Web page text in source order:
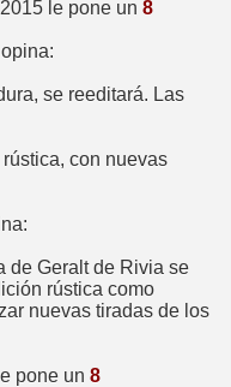
le pone un 8
se reeditará. Las
con nuevas
de Geralt de Rivia se
rústica como
nuevas tiradas de los
pone un 8